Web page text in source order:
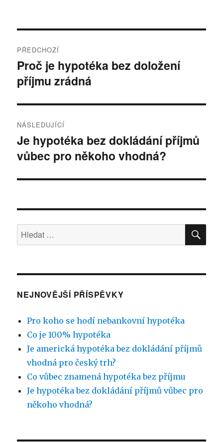
pro
příspěvek
PŘEDCHOZÍ
Předchozí
příspěvek:
Proč je hypotéka bez doložení
příjmu zrádná
NÁSLEDUJÍCÍ
Následující
příspěvek:
Je hypotéka bez dokládání příjmů
vůbec pro někoho vhodná?
Hledat:
NEJNOVĚJŠÍ PŘÍSPĚVKY
Pro koho se hodí nebankovní hypotéka
Co je 100% hypotéka
Je americká hypotéka bez dokládání příjmů
vhodná pro český trh?
Co vůbec znamená hypotéka bez příjmu
Je hypotéka bez dokládání příjmů vůbec pro
někoho vhodná?